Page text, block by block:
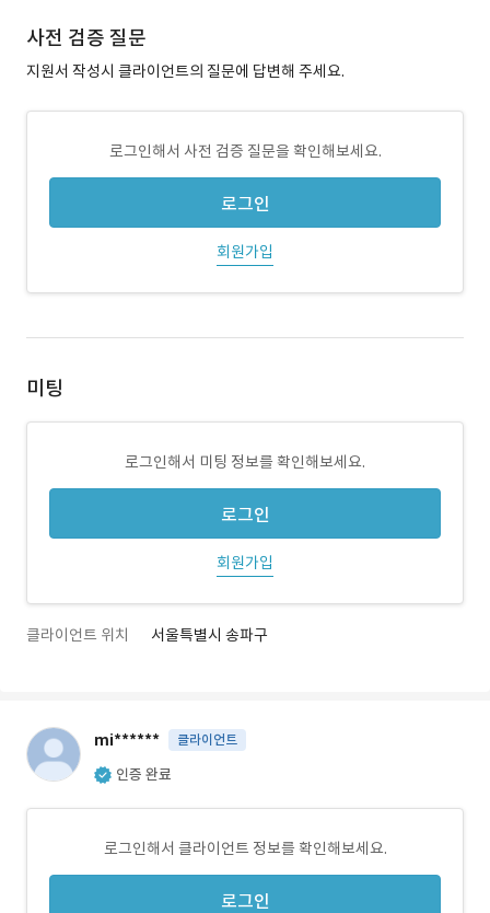
사전 검증 질문
지원서 작성시 클라이언트의 질문에 답변해 주세요.
로그인해서 사전 검증 질문을 확인해보세요.
로그인
회원가입
미팅
로그인해서 미팅 정보를 확인해보세요.
로그인
회원가입
클라이언트 위치 서울특별시 송파구
mi****** 클라이언트
인증 완료
로그인해서 클라이언트 정보를 확인해보세요.
로그인